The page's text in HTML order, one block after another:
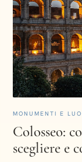
MONUMENTI E
Colosseo:
scegliere e